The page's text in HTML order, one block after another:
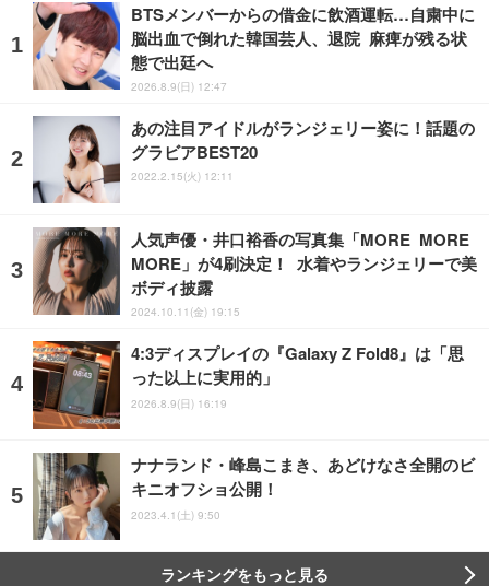
BTSメンバーからの借金に飲酒運転…自粛中に
脳出血で倒れた韓国芸人、退院 麻痺が残る状
態で出廷へ
2026.8.9(日) 12:47
あの注目アイドルがランジェリー姿に！話題の
グラビアBEST20
2022.2.15(火) 12:11
人気声優・井口裕香の写真集「MORE MORE
MORE」が4刷決定！ 水着やランジェリーで美
ボディ披露
2024.10.11(金) 19:15
4:3ディスプレイの『Galaxy Z Fold8』は「思
った以上に実用的」
2026.8.9(日) 16:19
ナナランド・峰島こまき、あどけなさ全開のビ
キニオフショ公開！
2023.4.1(土) 9:50
ランキングをもっと見る